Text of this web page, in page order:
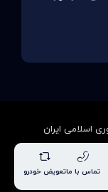
اسلامی ایران
تماس با ماتعویض خودرو